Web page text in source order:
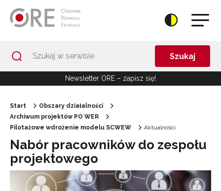
Szukaj
Newsletter ORE – zapisz się!
Start
Obszary działalności
Archiwum projektów PO WER
Pilotażowe wdrożenie modelu SCWEW
Aktualności
Nabór pracowników do zespołu
projektowego